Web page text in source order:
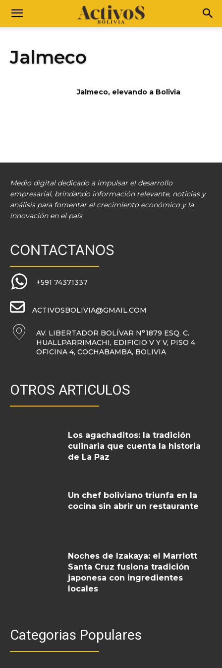
Jalmeco
Jalmeco, elevando a Bolivia
Medio digital dedicado a impulsar el desarrollo
empresarial, brindando información relevante, noticias y
análisis para fomentar el crecimiento económico y la
innovación en el país
CONTACTANOS
+591 74371337
ACTIVOSBOLIVIA@GMAIL.COM
AV. LIBERTADOR BOLÍVAR N°1879 ESQ. C.
HUALLPARRIMACHI, EDIFICIO V Y V, PISO 4
OFICINA 4, COCHABAMBA, BOLIVIA
OTROS ARTICULOS
Los agachaditos: la tradición
culinaria que cuenta la historia
de La Paz
Un chef boliviano triunfa en la
cocina sin abrir un restaurante
Noches de Izakaya: el Marriott
Santa Cruz fusiona tradición
japonesa con ingredientes
locales
Categorias Populares